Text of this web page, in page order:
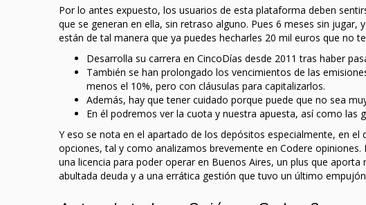
Por lo antes expuesto, los usuarios de esta plataforma deben
que se generan en ella, sin retraso alguno. Pues 6 meses sin
están de tal manera que ya puedes hecharles 20 mil euros que no
Desarrolla su carrera en CincoDías desde 2011 tras haber
También se han prolongado los vencimientos de las
menos el 10%, pero con cláusulas para capitalizarlos.
Además, hay que tener cuidado porque puede que no sea
En él podremos ver la cuota y nuestra apuesta, así como las
Y eso se nota en el apartado de los depósitos especialmente, en
opciones, tal y como analizamos brevemente en Codere
una licencia para poder operar en Buenos Aires, un plus que
abultada deuda y a una errática gestión que tuvo un último